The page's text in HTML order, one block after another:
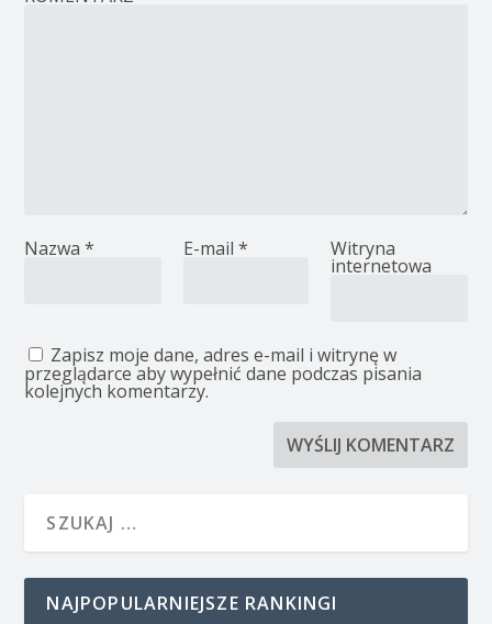
Nazwa* E-mail * Witryna
internetowa
Zapisz moje dane, adres e-mail i witrynę w
przeglądarce aby wypełnić dane podczas pisania
kolejnych komentarzy.
NAJPOPULARNIEJSZE RANKINGI